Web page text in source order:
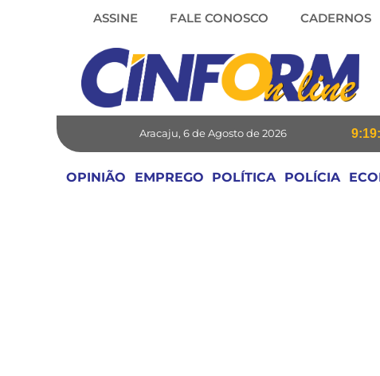
ASSINE FALE CONOSCO CADERNOS
Aracaju, 6 de Agosto de 2026
OPINIÃO EMPREGO POLÍTICA POLÍCIA